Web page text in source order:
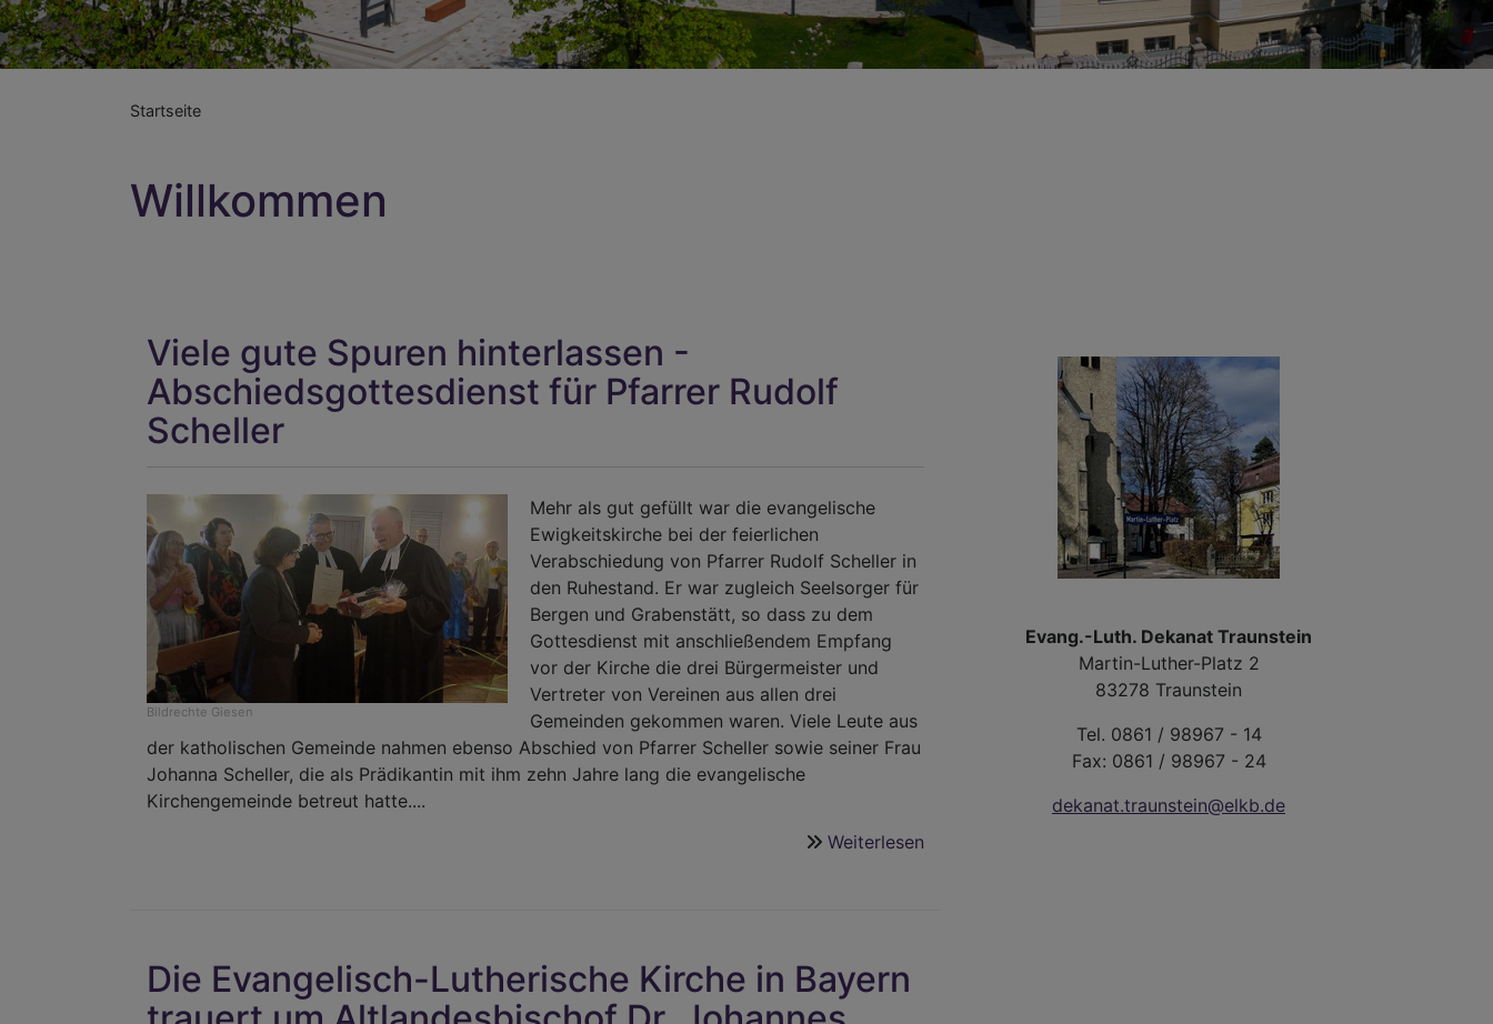
Startseite
Willkommen
Viele gute Spuren hinterlassen -
Abschiedsgottesdienst für Pfarrer Rudolf
Scheller
Bildrechte Giesen
Mehr als gut gefüllt war die evangelische
Ewigkeitskirche bei der feierlichen
Verabschiedung von Pfarrer Rudolf Scheller in
den Ruhestand. Er war zugleich Seelsorger für
Bergen und Grabenstätt, so dass zu dem
Gottesdienst mit anschließendem Empfang
vor der Kirche die drei Bürgermeister und
Vertreter von Vereinen aus allen drei
Gemeinden gekommen waren. Viele Leute aus
der katholischen Gemeinde nahmen ebenso Abschied von Pfarrer Scheller sowie seiner Frau
Johanna Scheller, die als Prädikantin mit ihm zehn Jahre lang die evangelische
Kirchengemeinde betreut hatte....
Weiterlesen
Die Evangelisch-Lutherische Kirche in Bayern
Evang.-Luth. Dekanat Traunstein
Martin-Luther-Platz 2
83278 Traunstein
Tel. 0861 / 98967 - 14
Fax: 0861 / 98967 - 24
dekanat.traunstein@elkb.de